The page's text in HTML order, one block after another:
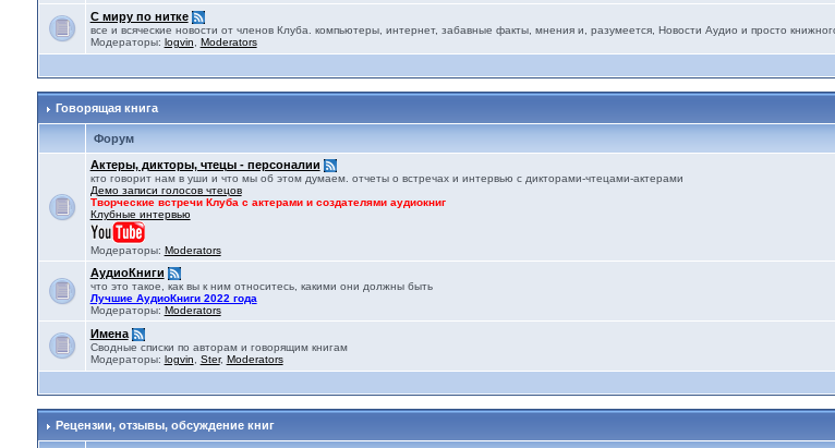
С миру по нитке
все и всяческие новости от членов Клуба. компьютеры, интернет, забавные факты, мнения и, разумеется, Новости Аудио и просто
Модераторы: logvin Moderators
Говорящая книга
Форум
Актеры, дикторы, чтецы - персоналии
кто говорит нам в уши и что мы об этом думаем. отчеты о встречах и интервью с дикторами-чтецами-актерами
Демо записи голосов чтецов
Творческие встречи Клуба с актерами и создателями аудиокниг
Клубные интервью
Модераторы: Moderators
АудиоКниги
что это такое, как вы к ним относитесь, какими они должны быть
Лучшие АудиоКниги 2022 года
Модераторы: Moderators
Имена
Сводные списки по авторам и говорящим книгам
Модераторы: logvin Ster, Moderators
Рецензии, отзывы, обсуждение книг